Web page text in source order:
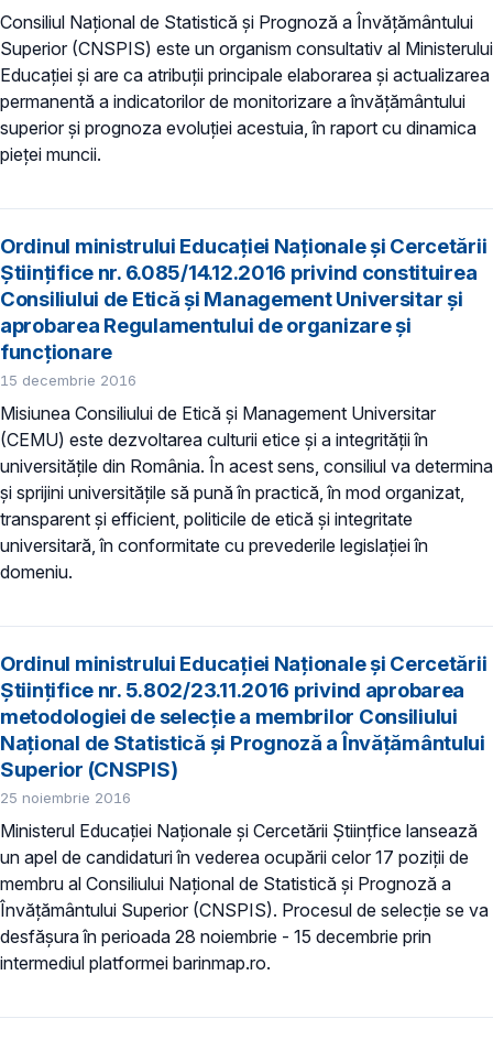
Consiliul Național de Statistică și Prognoză a Învățământului
Superior (CNSPIS) este un organism consultativ al Ministerului
Educației și are ca atribuții principale elaborarea și actualizarea
permanentă a indicatorilor de monitorizare a învățământului
superior și prognoza evoluției acestuia, în raport cu dinamica
pieței muncii.
Ordinul ministrului Educației Naționale și Cercetării
Științifice nr. 6.085/14.12.2016 privind constituirea
Consiliului de Etică și Management Universitar și
aprobarea Regulamentului de organizare și
funcționare
15 decembrie 2016
Misiunea Consiliului de Etică și Management Universitar
(CEMU) este dezvoltarea culturii etice și a integrității în
universitățile din România. În acest sens, consiliul va determina
și sprijini universitățile să pună în practică, în mod organizat,
transparent și efficient, politicile de etică și integritate
universitară, în conformitate cu prevederile legislației în
domeniu.
Ordinul ministrului Educației Naționale și Cercetării
Științifice nr. 5.802/23.11.2016 privind aprobarea
metodologiei de selecție a membrilor Consiliului
Național de Statistică și Prognoză a Învățământului
Superior (CNSPIS)
25 noiembrie 2016
Ministerul Educației Naționale și Cercetării Științfice lansează
un apel de candidaturi în vederea ocupării celor 17 poziții de
membru al Consiliului Național de Statistică și Prognoză a
Învățământului Superior (CNSPIS). Procesul de selecție se va
desfășura în perioada 28 noiembrie - 15 decembrie prin
intermediul platformei barinmap.ro.